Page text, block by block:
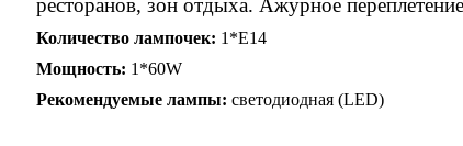
ресторанов, зон отдыха. Ажурное
Количество лампочек: 1*Е14
Мощность: 1*60W
Рекомендуемые лампы: светодиодная (LED)